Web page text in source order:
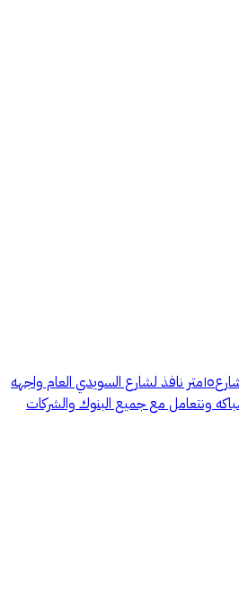
الكووووووود 18 التفاصيل: السلام عليكم ورحمه الله وبركاته اسعد الله اوقاتكم بكل خير شركه أوائل نمار العقارية يسعدنا أن نقدم لكم فيلل دوبلكسات بحى السويدي مساحه ٢٣٠متر شارع١٥متر نافذ لشارع السويدي العام واجهه
والسباكه ونتعامل مع جميع البنوك والشركات